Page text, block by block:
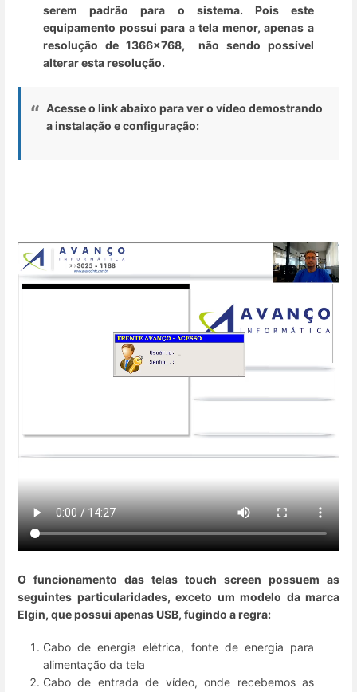
serem padrão para o sistema. Pois este
equipamento possui para a tela menor, apenas a
resolução de 1366x768,
não sendo possível
alterar esta resolução.
Acesse o link abaixo para ver o vídeo demostrando
a instalação e configuração:
O funcionamento das telas touch screen possuem as
seguintes particularidades, exceto um modelo da marca
Elgin, que possui apenas USB, fugindo a regra:
Cabo de energia elétrica, fonte de energia para
alimentação da tela
Cabo de entrada de vídeo, onde recebemos as